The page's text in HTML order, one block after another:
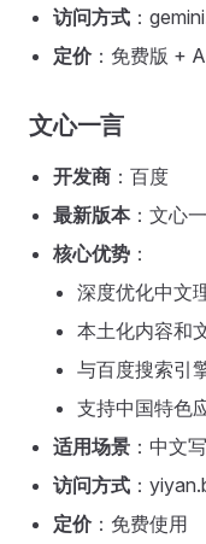
访问方式 ：
定价：免费版 +
文心一言
开发商 ：百度
最新版本：文心
核心优势 ：
深度优化中文
本土化内容和
与百度搜索引
支持中国特色
适用场景 ：中文
访问方式 ：
定价：免费使用